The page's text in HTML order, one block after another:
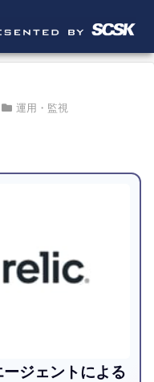
運用・監視
ジェントによる